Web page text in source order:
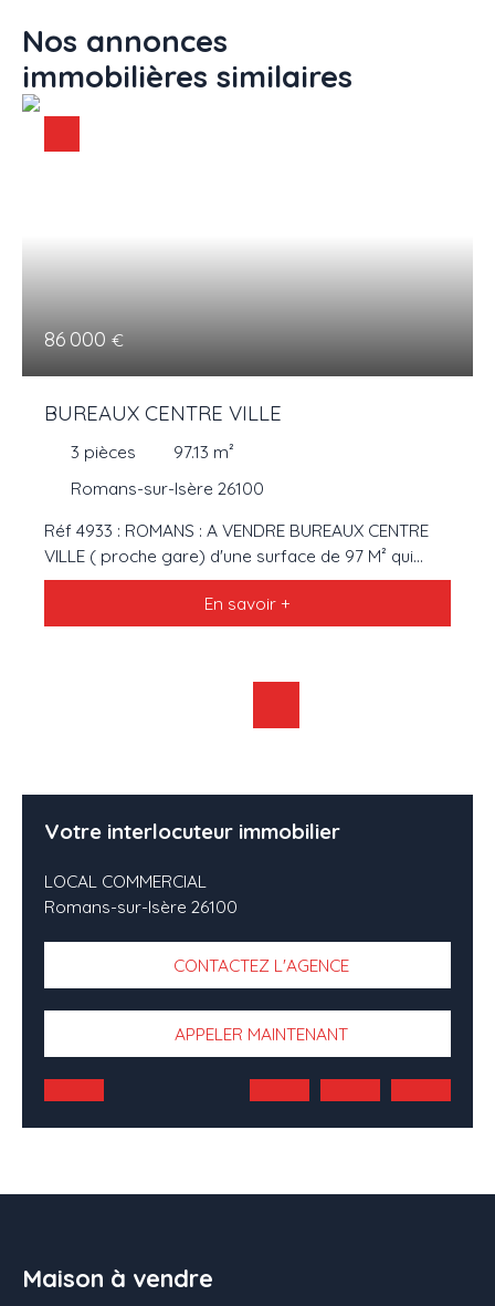
Nos annonces
immobilières similaires
86 000 €
BUREAUX CENTRE VILLE
3 pièces 97.13 m²
Romans-sur-Isère 26100
Réf 4933 : ROMANS : A VENDRE BUREAUX CENTRE
VILLE ( proche gare) d'une surface de 97 M² qui
accueille 3 bureaux de 12 M², 27 M² et 38 m² . Cet
espace de travail est très agréable car éclairé par
de grandes fenêtres en alu. Il se situe dans une
Accès pour Personnes à Mobilité Réduite (PMR).
PRIVATIVE ET SECURISEE et/ou UN GARAGE. Tout le
En savoir +
Votre interlocuteur immobilier
LOCAL COMMERCIAL
Romans-sur-Isère 26100
CONTACTEZ L'AGENCE
APPELER MAINTENANT
Maison à vendre